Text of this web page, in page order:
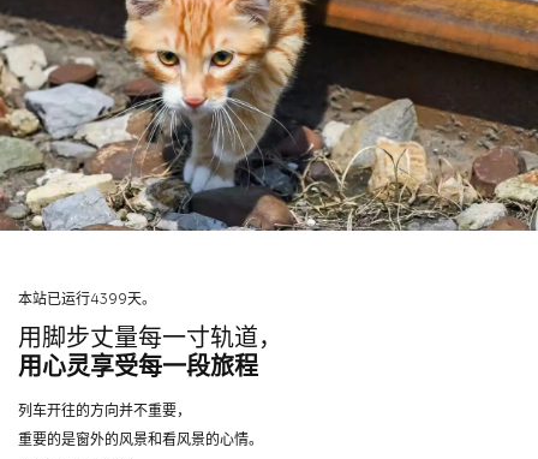
本站已运行4399天。
用脚步丈量每一寸轨道，
用心灵享受每一段旅程
列车开往的方向并不重要，
重要的是窗外的风景和看风景的心情。